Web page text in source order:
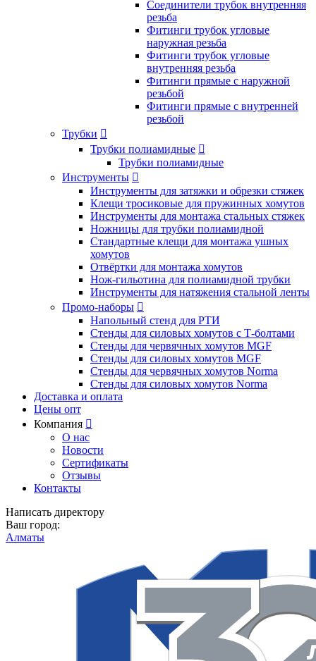
Соединители трубок внутренняя
резьба
Фитинги трубок угловые
наружная резьба
Фитинги трубок угловые
внутренняя резьба
Фитинги прямые с наружной
резьбой
Фитинги прямые с внутренней
резьбой
Трубки 
Трубки полиамидные 
Трубки полиамидные
Инструменты 
Инструменты для затяжки и обрезки стяжек
Клещи тросиковые для пружинных хомутов
Инструменты для монтажа стальных стяжек
Ножницы для трубки полиамидной
Стандартные клещи для монтажа ушных
хомутов
Отвёртки для монтажа хомутов
Нож-гильотина для полиамидной трубки
Инструменты для натяжения стальной ленты
Промо-наборы 
Напольный стенд для РТИ
Стенды для силовых хомутов с Т-болтами
Стенды для червячных хомутов MGF
Стенды для силовых хомутов MGF
Стенды для червячных хомутов Norma
Стенды для силовых хомутов Norma
Доставка и оплата
Цены опт
Компания 
О нас
Новости
Сертификаты
Отзывы
Контакты
Написать директору
Ваш город:
Алматы